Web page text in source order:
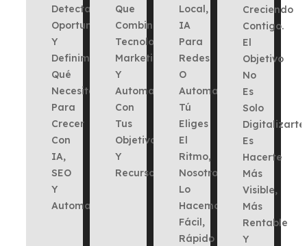
Detectamos
Oportunidades
Y
Definimos
Qué
Necesitas
Para
Crecer
Con
IA,
SEO
Y
Automatización.
Que
Combina
Tecnología,
Marketing
Y
Automatización
Con
Tus
Objetivos
Y
Recursos.
Local,
IA
Para
Redes
O
Automatizaciones.
Tú
Eliges
El
Ritmo,
Nosotros
Lo
Hacemos
Fácil,
Rápido
Creciendo
Contigo.
El
Objetivo
No
Es
Solo
Digitalizarte:
Es
Hacerte
Más
Visible,
Más
Rentable
Y